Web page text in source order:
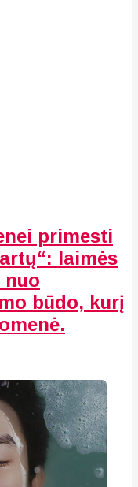
primesti
laimės
nuo
būdo, kurį